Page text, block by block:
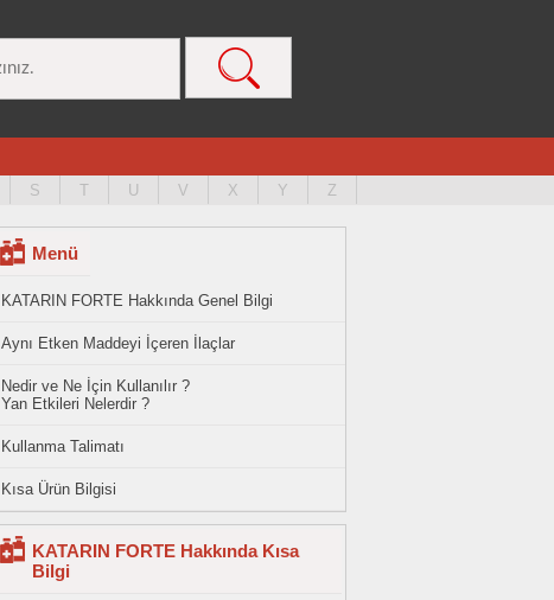
S T U V X Y Z
Menü
KATARIN FORTE Hakkında Genel Bilgi
Aynı Etken Maddeyi İçeren İlaçlar
Nedir ve Ne İçin Kullanılır ?
Yan Etkileri Nelerdir ?
Kullanma Talimatı
Kısa Ürün Bilgisi
KATARIN FORTE Hakkında Kısa
Bilgi